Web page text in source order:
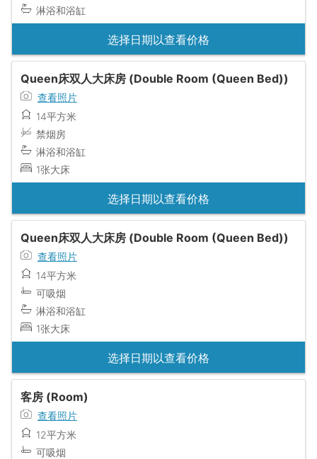
淋浴和浴缸
选择日期以查看价格
Queen床双人大床房 (Double Room (Queen Bed))
查看照片
14平方米
禁烟房
淋浴和浴缸
1张大床
选择日期以查看价格
Queen床双人大床房 (Double Room (Queen Bed))
查看照片
14平方米
可吸烟
淋浴和浴缸
1张大床
选择日期以查看价格
客房 (Room)
查看照片
12平方米
可吸烟